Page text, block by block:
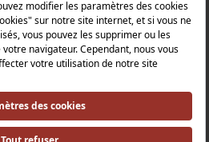
et politique de protection des
de qualité |
et de sécurité au travail |
Politique environnementale |